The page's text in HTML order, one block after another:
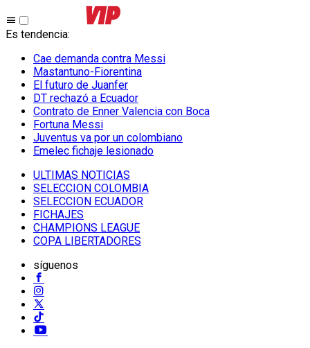
Es tendencia:
Cae demanda contra Messi
Mastantuno-Fiorentina
El futuro de Juanfer
DT rechazó a Ecuador
Contrato de Enner Valencia con Boca
Fortuna Messi
Juventus va por un colombiano
Emelec fichaje lesionado
ULTIMAS NOTICIAS
SELECCION COLOMBIA
SELECCION ECUADOR
FICHAJES
CHAMPIONS LEAGUE
COPA LIBERTADORES
síguenos